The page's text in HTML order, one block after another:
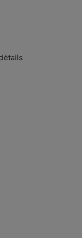
s'ouvrira